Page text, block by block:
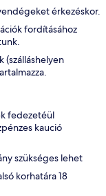
érkezéskor.
fordításához
(szálláshelyen
fedezetéül
kaució
szükséges lehet
korhatára 18